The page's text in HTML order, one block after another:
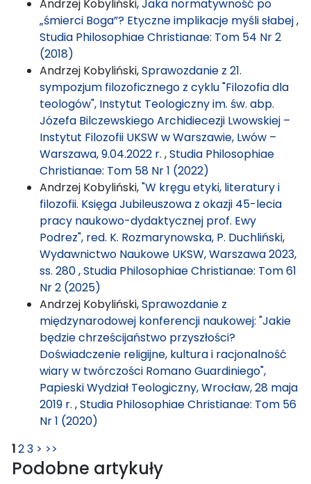
Andrzej Kobyliński,Jaka normatywność po
„śmierci Boga”? Etyczne implikacje myśli słabej,
Studia Philosophiae Christianae: Tom 54 Nr 2
(2018)
Andrzej Kobyliński,Sprawozdanie z 21.
sympozjum filozoficznego z cyklu "Filozofia dla
teologów", Instytut Teologiczny im. św. abp.
Józefa Bilczewskiego Archidiecezji Lwowskiej –
Instytut Filozofii UKSW w Warszawie, Lwów –
Warszawa, 9.04.2022 r. ,Studia Philosophiae
Christianae: Tom 58 Nr 1 (2022)
Andrzej Kobyliński,"W kręgu etyki, literatury i
filozofii. Księga Jubileuszowa z okazji 45-lecia
pracy naukowo-dydaktycznej prof. Ewy
Podrez", red. K. Rozmarynowska, P. Duchliński,
Wydawnictwo Naukowe UKSW, Warszawa 2023,
ss. 280,Studia Philosophiae Christianae: Tom 61
Nr 2 (2025)
Andrzej Kobyliński,Sprawozdanie z
międzynarodowej konferencji naukowej: "Jakie
będzie chrześcijaństwo przyszłości?
Doświadczenie religijne, kultura i racjonalność
wiary w twórczości Romano Guardiniego",
Papieski Wydział Teologiczny, Wrocław, 28 maja
2019 r. ,Studia Philosophiae Christianae: Tom 56
Nr 1 (2020)
123 > >>
Podobne artykuły